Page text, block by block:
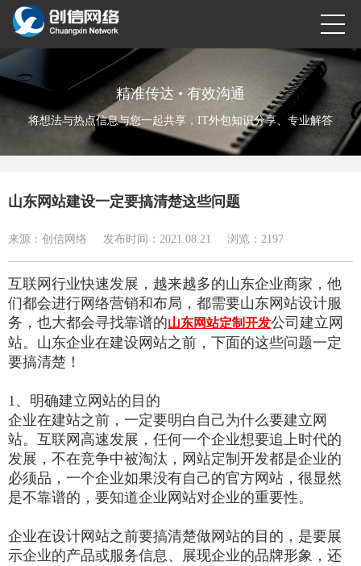
精准传达 • 有效沟通
将想法与热点信息与您一起共享，IT外包知识分享、专业解答
山东网站建设一定要搞清楚这些问题
来源：创信网络 发布时间：2021.08.21 浏览： 2197
互联网行业快速发展，越来越多的山东企业商家，他
们都会进行网络营销和布局，都需要山东网站设计服
务，也大都会寻找靠谱的山东网站定制开发公司建立网
站。山东企业在建设网站之前，下面的这些问题一定
要搞清楚！
1、明确建立网站的目的
企业在建站之前，一定要明白自己为什么要建立网
站。互联网高速发展，任何一个企业想要追上时代的
发展，不在竞争中被淘汰，网站定制开发都是企业的
必须品，一个企业如果没有自己的官方网站，很显然
是不靠谱的，要知道企业网站对企业的重要性。
企业在设计网站之前要搞清楚做网站的目的，是要展
示企业的产品或服务信息、展现企业的品牌形象，还